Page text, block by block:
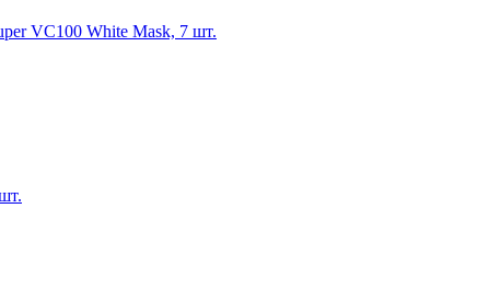
VC100 White Mask, 7 шт.